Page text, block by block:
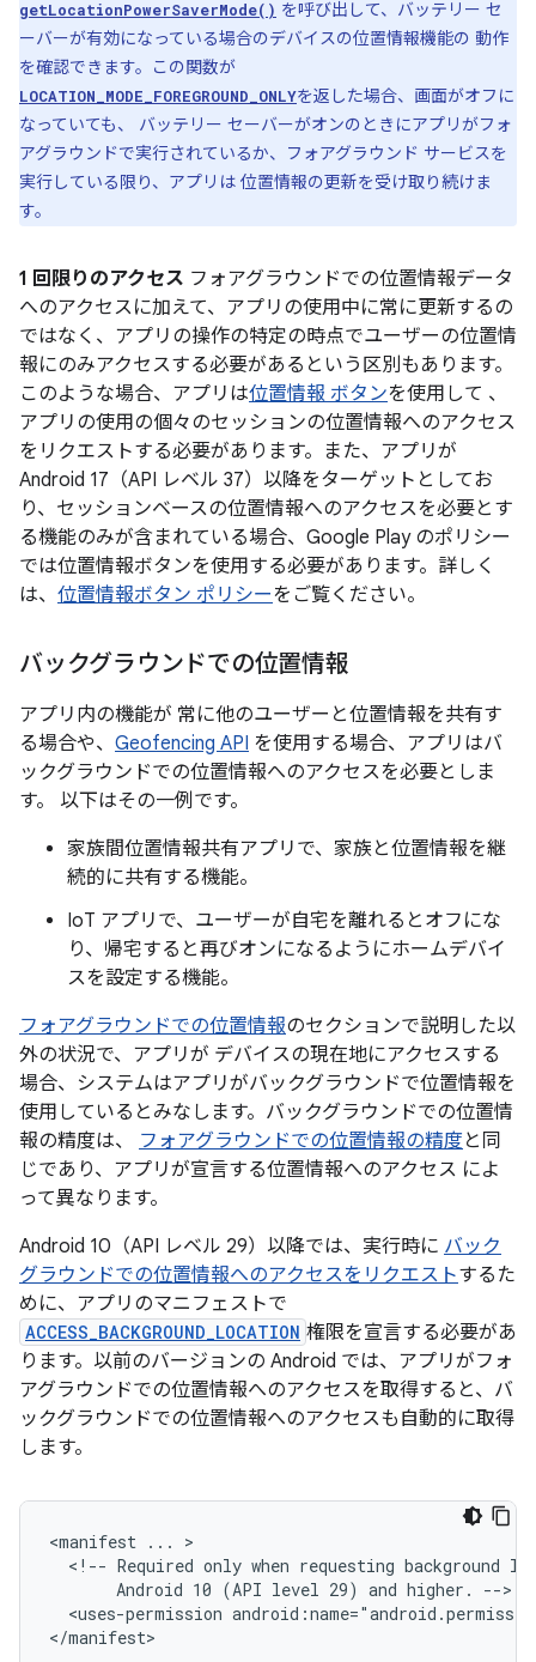
getLocationPowerSaverMode() を呼び出して、バッテリー セ
ーバーが有効になっている場合のデバイスの位置情報機能の 動作
を確認できます。この関数が
LOCATION_MODE_FOREGROUND_ONLYを返した場合、画面がオフに
なっていても、 バッテリー セーバーがオンのときにアプリがフォ
アグラウンドで実行されているか、フォアグラウンド サービスを
実行している限り、アプリは 位置情報の更新を受け取り続けま
す。
1 回限りのアクセス フォアグラウンドでの位置情報データ
へのアクセスに加えて、アプリの使用中に常に更新するの
ではなく、アプリの操作の特定の時点でユーザーの位置情
報にのみアクセスする必要があるという区別もあります。
このような場合、アプリは位置情報 ボタンを使用して 、
アプリの使用の個々のセッションの位置情報へのアクセス
をリクエストする必要があります。また、アプリが
Android 17（API レベル 37）以降をターゲットとしてお
り、セッションベースの位置情報へのアクセスを必要とす
る機能のみが含まれている場合、Google Play のポリシー
では位置情報ボタンを使用する必要があります。詳しく
は、 位置情報ボタン ポリシーをご覧ください。
バックグラウンドでの位置情報
アプリ内の機能が 常に他のユーザーと位置情報を共有す
る場合や、 Geofencing API を使用する場合、アプリはバ
ックグラウンドでの位置情報へのアクセスを必要としま
す。 以下はその一例です。
家族間位置情報共有アプリで、家族と位置情報を継
続的に共有する機能。
IoT アプリで、ユーザーが自宅を離れるとオフにな
り、帰宅すると再びオンになるようにホームデバイ
スを設定する機能。
フォアグラウンドでの位置情報のセクションで説明した以
外の状況で、アプリが デバイスの現在地にアクセスする
場合、システムはアプリがバックグラウンドで位置情報を
使用しているとみなします。バックグラウンドでの位置情
報の精度は、 フォアグラウンドでの位置情報の精度 と同
じであり、アプリが宣言する位置情報へのアクセス によ
って異なります。
Android 10（API レベル 29）以降では、実行時に バック
グラウンドでの位置情報へのアクセスをリクエストするた
めに、アプリのマニフェストで
ACCESS_BACKGROUND_LOCATION 権限を宣言する必要があ
ります。以前のバージョンの Android では、アプリがフォ
アグラウンドでの位置情報へのアクセスを取得すると、バ
ックグラウンドでの位置情報へのアクセスも自動的に取得
します。
<manifest ...
<!-- Required only when requesting background
Android 10 (API level 29) and higher.
<uses-permission